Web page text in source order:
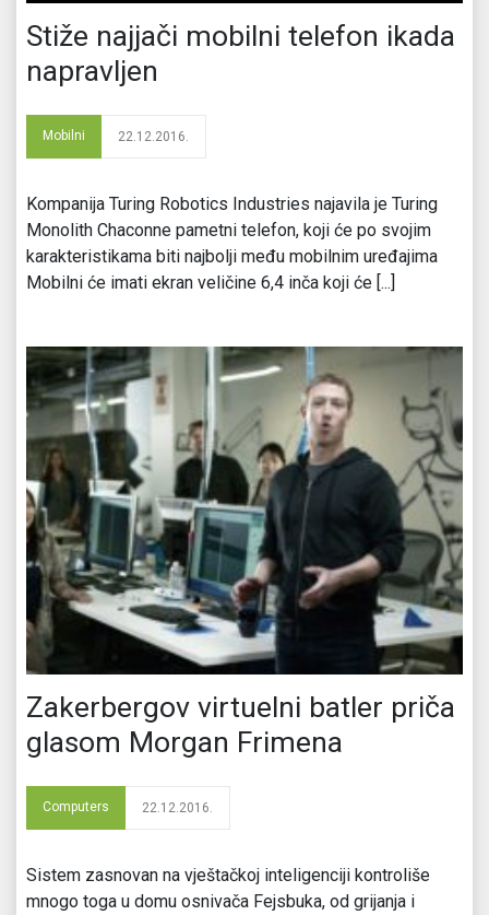
Stiže najjači mobilni telefon ikada
napravljen
Mobilni 22.12.2016.
Kompanija Turing Robotics Industries najavila je Turing
Monolith Chaconne pametni telefon, koji će po svojim
karakteristikama biti najbolji među mobilnim uređajima
Mobilni će imati ekran veličine 6,4 inča koji će [...]
Zakerbergov virtuelni batler priča
glasom Morgan Frimena
Computers 22.12.2016.
Sistem zasnovan na vještačkoj inteligenciji kontroliše
mnogo toga u domu osnivača Fejsbuka, od grijanja i